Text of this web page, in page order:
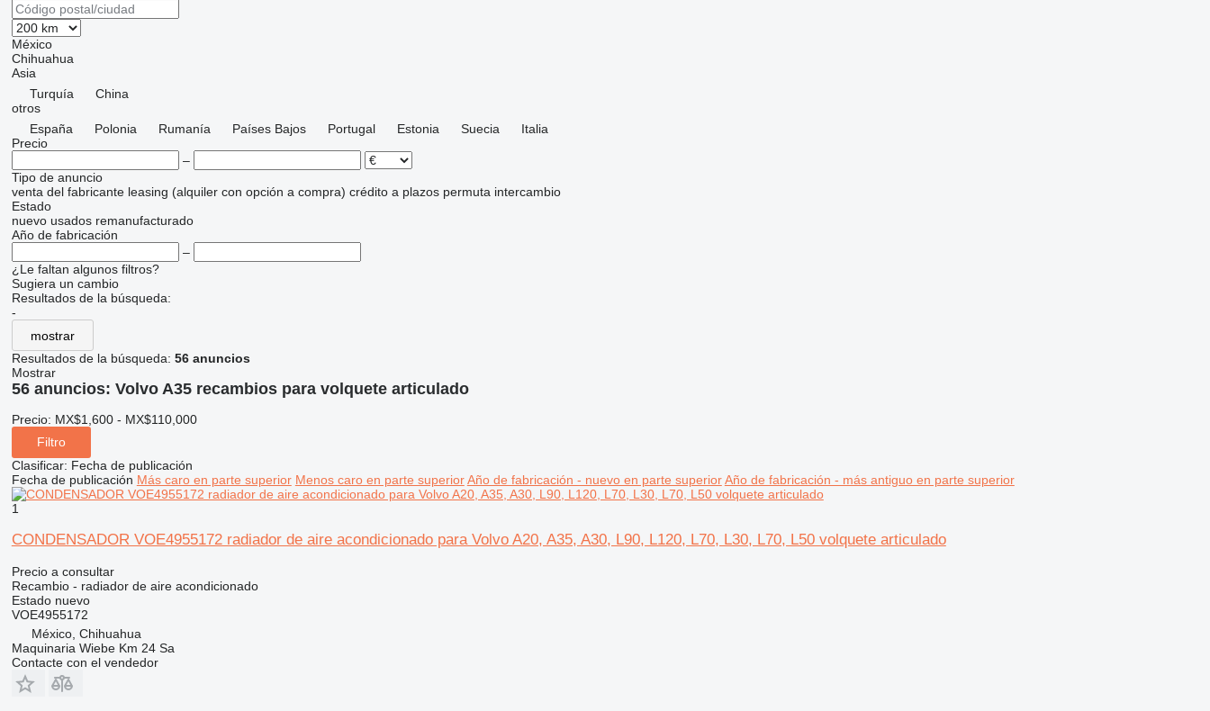
México
Chihuahua
Asia
Turquía
China
otros
España
Polonia Rumanía Países Bajos Portugal Estonia Suecia
Italia
Precio
–
Tipo de anuncio
venta del fabricante leasing (alquiler con opción a compra) crédito a plazos permuta intercambio
Estado
nuevo usados remanufacturado
Año de fabricación
–
¿Le faltan algunos filtros?
Sugiera un cambio
Resultados de la búsqueda:
-
mostrar
Resultados de la búsqueda: 56 anuncios
Mostrar
56 anuncios: Volvo A35 recambios para volquete articulado
Precio: MX$1,600 - MX$110,000
Filtro
Clasificar: Fecha de publicación
Fecha de publicación Más caro en parte superior Menos caro en parte superior Año de fabricación - nuevo en parte superior Año de fabricación - más antiguo en parte superior
1
CONDENSADOR VOE4955172 radiador de aire acondicionado para Volvo A20, A35, A30, L90, L120, L70, L30, L70, L50 volquete articulado
Precio a consultar
Recambio - radiador de aire acondicionado
Estadonuevo
VOE4955172
México, Chihuahua
Maquinaria Wiebe Km 24 Sa
Contacte con el vendedor